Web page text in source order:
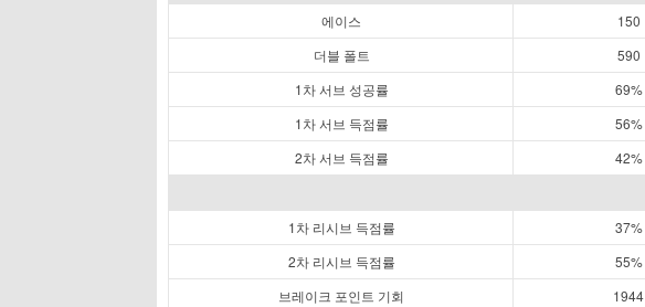
에이스 150
더블 폴트
590
1차 서브 성공률
69%
1차 서브 득점률
56%
2차 서브 득점률
42%
1차 리시브 득점률 37%
2차 리시브 득점률
55%
브레이크 포인트 기회
1944